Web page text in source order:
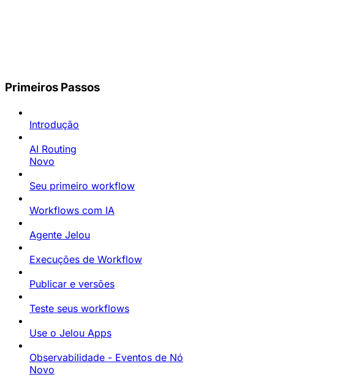
Primeiros Passos
Introdução
AI Routing
Novo
Seu primeiro workflow
Workflows com IA
Agente Jelou
Execuções de Workflow
Publicar e versões
Teste seus workflows
Use o Jelou Apps
Observabilidade - Eventos de Nó
Novo